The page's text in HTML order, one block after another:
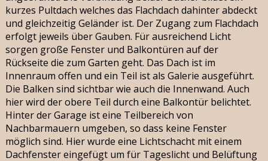
kurzes Pultdach welches das Flachdach dahinter abdeckt
und gleichzeitig Geländer ist. Der Zugang zum Flachdach
erfolgt jeweils über Gauben. Für ausreichend Licht
sorgen große Fenster und Balkontüren auf der
Rückseite die zum Garten geht. Das Dach ist im
Innenraum offen und ein Teil ist als Galerie ausgeführt.
Die Balken sind sichtbar wie auch die Innenwand. Auch
hier wird der obere Teil durch eine Balkontür belichtet.
Hinter der Garage ist eine Teilbereich von
Nachbarmauern umgeben, so dass keine Fenster
möglich sind. Hier wurde eine Lichtschacht mit einem
Dachfenster eingefügt um für Tageslicht und Belüftung